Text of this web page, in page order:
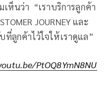
ห็นว่า “เราบริการลูกค้า
JOURNEY และ
ลูกค้าไว้ใจให้เราดูแล”
PtOQ8YmN8NU